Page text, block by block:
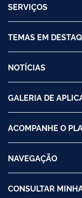
SERVIÇOS
TEMAS EM
NOTÍCIAS
GALERIA DE
ACOMPANHE O
NAVEGAÇÃO
CONSULTAR